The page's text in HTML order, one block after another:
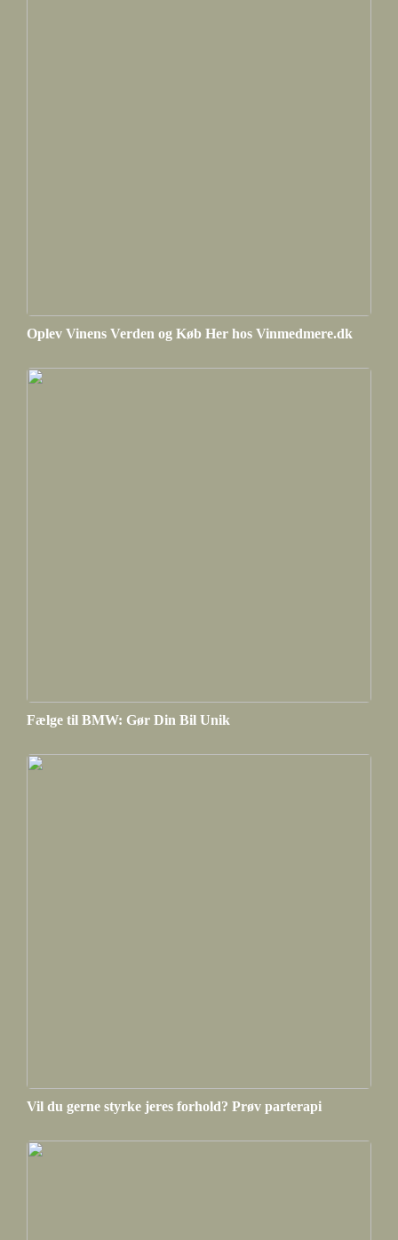
Oplev Vinens Verden og Køb Her hos Vinmedmere.dk
Fælge til BMW: Gør Din Bil Unik
Vil du gerne styrke jeres forhold? Prøv parterapi